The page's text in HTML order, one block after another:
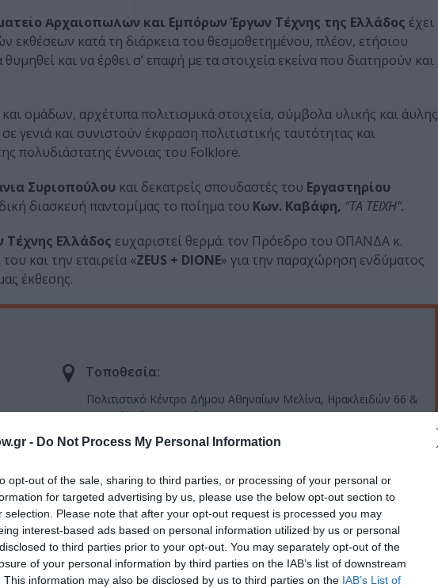
- Do Not Process My Personal Information
opt-out of the sale, sharing to third parties, or processing of your personal or
for targeted advertising by us, please use the below opt-out section to
selection. Please note that after your opt-out request is processed you may
interest-based ads based on personal information utilized by us or personal
to third parties prior to your opt-out. You may separately opt-out of the
of your personal information by third parties on the IAB’s list of downstream
This information may also be disclosed by us to third parties on the IAB’s List of
Αρχαιοπωλών και Εμπόρων Έργων Τέχνης της Ελλάδος έχει
εκθέσεων κατά τη διάρκεια του θεσμοθετημένου, πλέον, ετήσιου
και να έρθει σ’ επαφή με τα στοιχεία εκείνα που διατηρούν και
ομάδων, αρχέτυπα πολιτισμικά στοιχεία, σύμβολα υλικής και άυλης
γενιά και συνιστούν έκφραση πολιτιστικής ταυτότητας και
πολυδιάστατης έννοιας του Folklore.
Συριοπούλου και δεκατρείς σπουδαστές του Εργαστηρίου
διασκευή παντομίμας το ποίημα του Κων. Καβάφη, “ΤΑ ΤΕΙΧΗ”.
Ελλάδος ευχαριστεί θερμά: τον Πρόεδρο του ΟΠΑΝΔΑ κ.
και την εταιρεία «ZEUS + DIONE» για την παραχώρηση ενδύματος
έκθεσης.
Τοποθεσία:
Πολιτιστικό Κέντρο Δήμου Αθηναίων Μελίνα, Ηρακλειδών 66 &
Θεσσαλονίκης, Θησείο
Πολιτιστικό Κέντρο Δήμου Αθηναίων “Μελίνα”